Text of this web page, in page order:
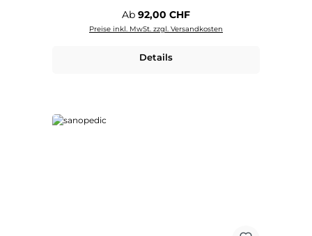
Regulärer Preis:
Ab 92,00 CHF
Preise inkl. MwSt. zzgl. Versandkosten
Details